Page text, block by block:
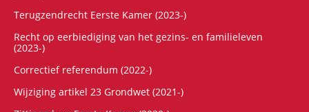
Terugzendrecht Eerste Kamer (2023-)
Recht op eerbiediging van het gezins- en familieleven
(2023-)
Correctief referendum (2022-)
Wijziging artikel 23 Grondwet (2021-)